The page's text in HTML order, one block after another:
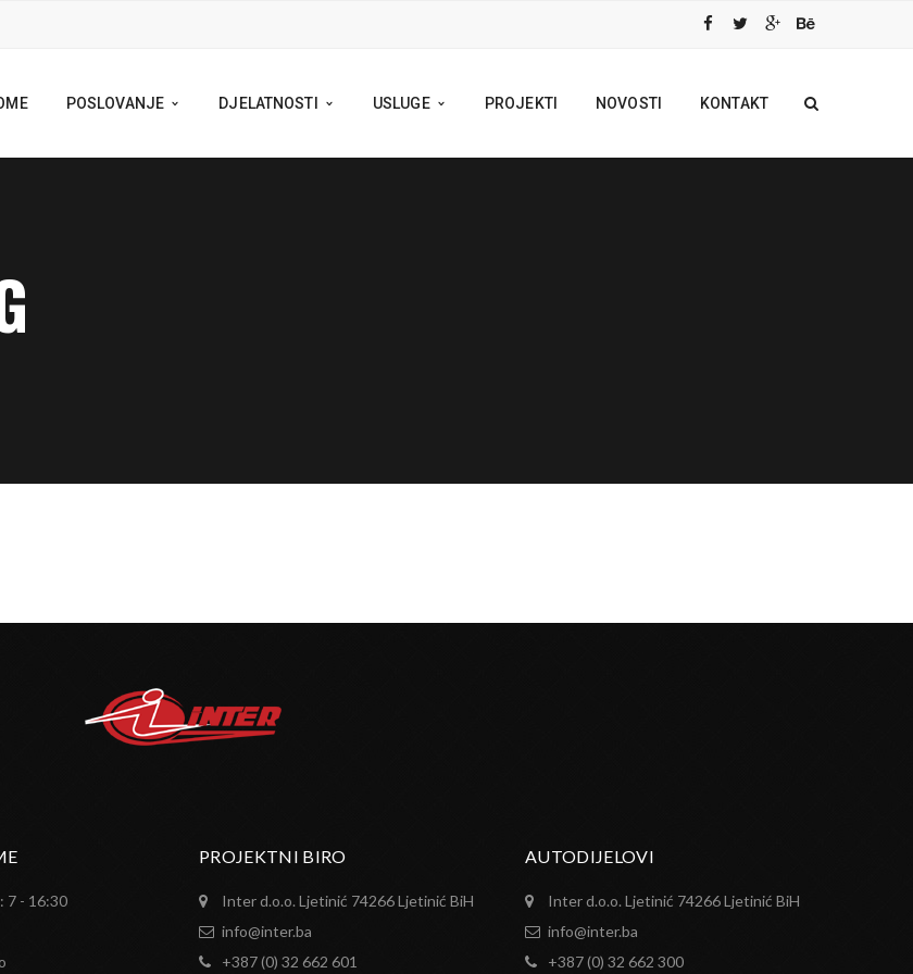
POSLOVANJE DJELATNOSTI USLUGE PROJEKTI NOVOSTI KONTAKT
7 - 16:30
PROJEKTNI BIRO
Inter d.o.o. Ljetinić 74266 Ljetinić BiH
info@inter.ba
+387 (0) 32 662 601
AUTODIJELOVI
Inter d.o.o. Ljetinić 74266 Ljetinić BiH
info@inter.ba
+387 (0) 32 662 300